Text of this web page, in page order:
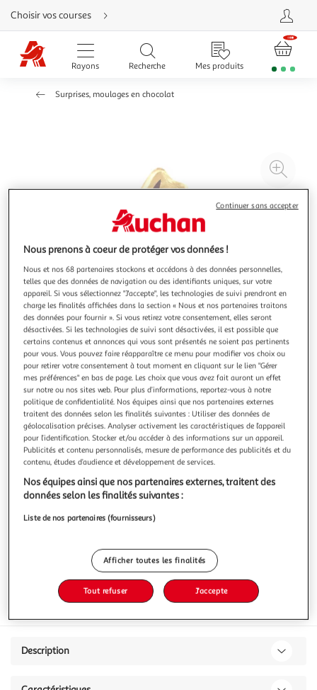
Aller
directement
au
contenu
Aller
directement
Aller
besoin
Choisir vos courses
Rayons Recherche Mes produits
Surprises, moulages en chocolat
à
4.6 (7)
LINDT
Lapin Or moulage chocolat au lait
Lapin Or, le moulage incontournable et iconique à Pâques.
En savoir +
1 pièce
Vous voulez connaître le prix de ce produit ?
Afficher le prix
Description
Nous prenons à coeur de protéger vos données !
Nous et nos 68 partenaires stockons et accédons à des données personnelles,
telles que des données de navigation ou des identifiants uniques, sur votre
appareil. Si vous sélectionnez "J'accepte", les technologies de suivi prendront en
charge les finalités affichées dans la section « Nous et nos partenaires traitons
des données pour fournir ». Si vous retirez votre consentement, elles seront
désactivées. Si les technologies de suivi sont désactivées, il est possible que
certains contenus et annonces qui vous sont présentés ne soient pas pertinents
pour vous. Vous pouvez faire réapparaître ce menu pour modifier vos choix ou
pour retirer votre consentement à tout moment en cliquant sur le lien "Gérer
mes préférences" en bas de page. Les choix que vous avez fait auront un effet
sur notre ou nos sites web. Pour plus d’informations, reportez-vous à notre
politique de confidentialité. Nos équipes ainsi que nos partenaires externes
traitent des données selon les finalités suivantes : Utiliser des données de
géolocalisation précises. Analyser activement les caractéristiques de l’appareil
pour l’identification. Stocker et/ou accéder à des informations sur un appareil.
Publicités et contenu personnalisés, mesure de performance des publicités et du
contenu, études d’audience et développement de services.
Nos équipes ainsi que nos partenaires externes, traitent des
données selon les finalités suivantes :
Liste de nos partenaires (fournisseurs)
Afficher toutes les finalités
Tout refuser J'accepte
Continuer sans accepter